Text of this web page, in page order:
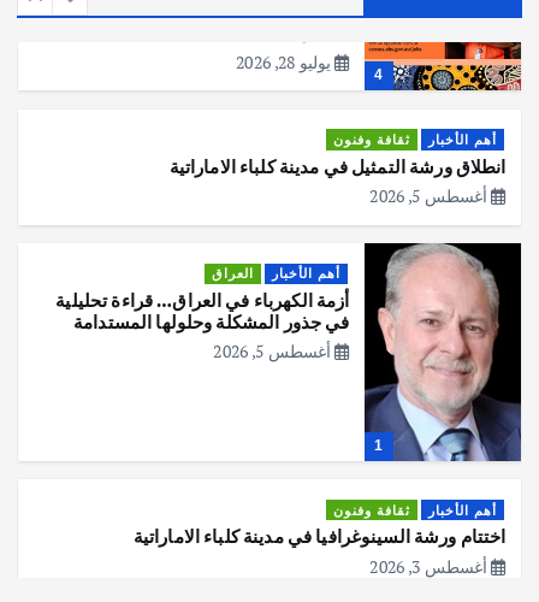
4
عملية التعداد السكاني في11 من الشهر
يوليو 28, 2026
أهم الأخبار ثقافة وفنون
انطلاق ورشة التمثيل في مدينة كلباء الاماراتية
أغسطس 5, 2026
1
أهم الأخبار العراق
أزمة الكهرباء في العراق… قراءة تحليلية
في جذور المشكلة وحلولها المستدامة
أغسطس 5, 2026
أهم الأخبار ثقافة وفنون
اختتام ورشة السينوغرافيا في مدينة كلباء الاماراتية
أغسطس 3, 2026